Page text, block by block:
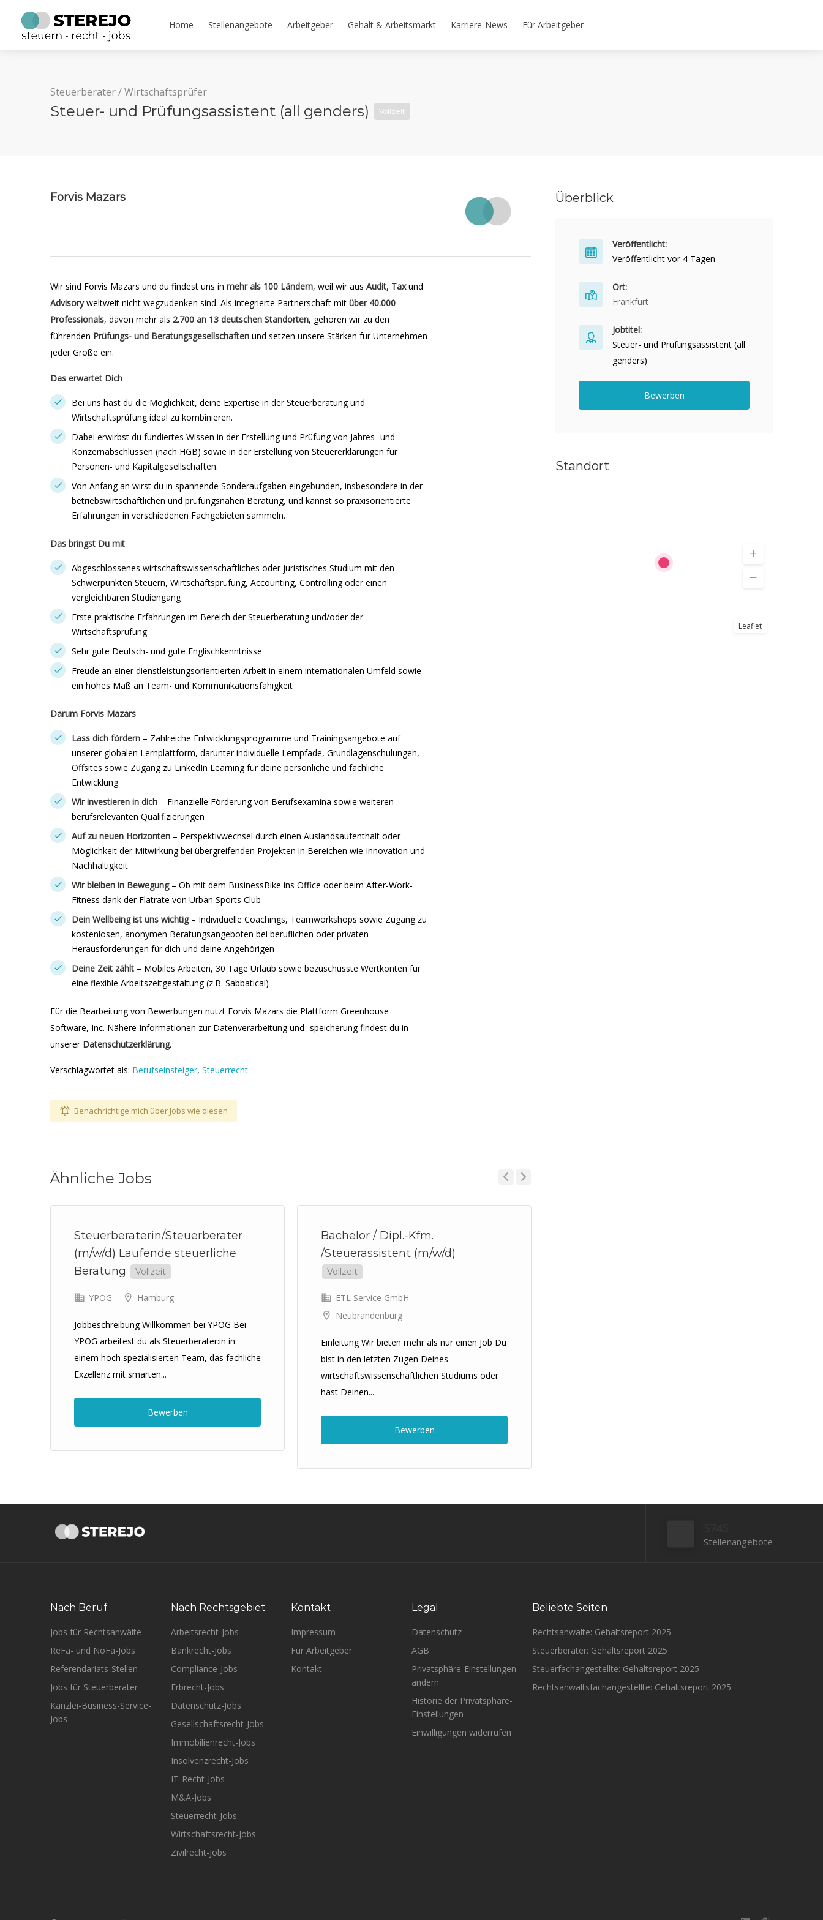
Home Stellenangebote Arbeitgeber Gehalt & Arbeitsmarkt Karriere-News Für Arbeitgeber
Steuerberater/Wirtschaftsprüfer
Steuer- und Prüfungsassistent (all genders) Vollzeit
Forvis Mazars
Wir sind Forvis Mazars und du findest uns in mehr als 100 Ländern, weil wir aus Audit, Taxund
Advisoryweltweit nicht wegzudenken sind. Als integrierte Partnerschaft mit über 40.000
Professionals, davon mehr als 2.700 an 13 deutschen Standorten, gehören wir zu den
führenden Prüfungs- und Beratungsgesellschaften und setzen unsere Stärken für Unternehmen
jeder Größe ein.
Das erwartet Dich
Bei uns hast du die Möglichkeit, deine Expertise in der Steuerberatung und
Wirtschaftsprüfung ideal zu kombinieren.
Dabei erwirbst du fundiertes Wissen in der Erstellung und Prüfung von Jahres- und
Konzernabschlüssen (nach HGB) sowie in der Erstellung von Steuererklärungen für
Personen- und Kapitalgesellschaften.
Von Anfang an wirst du in spannende Sonderaufgaben eingebunden, insbesondere in der
betriebswirtschaftlichen und prüfungsnahen Beratung, und kannst so praxisorientierte
Erfahrungen in verschiedenen Fachgebieten sammeln.
Das bringst Du mit
Abgeschlossenes wirtschaftswissenschaftliches oder juristisches Studium mit den
Schwerpunkten Steuern, Wirtschaftsprüfung, Accounting, Controlling oder einen
vergleichbaren Studiengang
Erste praktische Erfahrungen im Bereich der Steuerberatung und/oder der
Wirtschaftsprüfung
Sehr gute Deutsch- und gute Englischkenntnisse
Freude an einer dienstleistungsorientierten Arbeit in einem internationalen Umfeld sowie
ein hohes Maß an Team- und Kommunikationsfähigkeit
Darum Forvis Mazars
Lass dich fördern – Zahlreiche Entwicklungsprogramme und Trainingsangebote auf
unserer globalen Lernplattform, darunter individuelle Lernpfade, Grundlagenschulungen,
Offsites sowie Zugang zu LinkedIn Learning für deine persönliche und fachliche
Entwicklung
Wir investieren in dich – Finanzielle Förderung von Berufsexamina sowie weiteren
berufsrelevanten Qualifizierungen
Auf zu neuen Horizonten – Perspektivwechsel durch einen Auslandsaufenthalt oder
Möglichkeit der Mitwirkung bei übergreifenden Projekten in Bereichen wie Innovation und
Nachhaltigkeit
Wir bleiben in Bewegung– Ob mit dem BusinessBike ins Office oder beim After-Work-
Fitness dank der Flatrate von Urban Sports Club
Dein Wellbeing ist uns wichtig – Individuelle Coachings, Teamworkshops sowie Zugang zu
kostenlosen, anonymen Beratungsangeboten bei beruflichen oder privaten
Herausforderungen für dich und deine Angehörigen
Deine Zeit zählt – Mobiles Arbeiten, 30 Tage Urlaub sowie bezuschusste Wertkonten für
eine flexible Arbeitszeitgestaltung (z.B. Sabbatical)
Für die Bearbeitung von Bewerbungen nutzt Forvis Mazars die Plattform Greenhouse
Software, Inc. Nähere Informationen zur Datenverarbeitung und -speicherung findest du in
unserer Datenschutzerklärung.
Verschlagwortet als: Berufseinsteiger, Steuerrecht
Benachrichtige mich über Jobs wie diesen
Ähnliche Jobs
Steuerberaterin/Steuerberater
(m/w/d) Laufende steuerliche
Beratung
Vollzeit
YPOG Hamburg
Jobbeschreibung Willkommen bei YPOG Bei
YPOG arbeitest du als Steuerberater:in in
einem hoch spezialisierten Team, das fachliche
Exzellenz mit smarten...
Bewerben
Bachelor / Dipl.-Kfm.
/Steuerassistent (m/w/d)
Vollzeit
ETL Service GmbH
Neubrandenburg
Einleitung Wir bieten mehr als nur einen Job Du
bist in den letzten Zügen Deines
wirtschaftswissenschaftlichen Studiums oder
hast Deinen...
Bewerben
Überblick
Veröffentlicht:
Veröffentlicht vor 4 Tagen
Ort:
Frankfurt
Jobtitel:
Steuer- und Prüfungsassistent (all
genders)
Bewerben
Standort
Leaflet
Stellenangebote
Nach Beruf
Jobs für Rechtsanwälte
ReFa- und NoFa-Jobs
Referendariats-Stellen
Jobs für Steuerberater
Kanzlei-Business-Service-
Jobs
Nach Rechtsgebiet
Arbeitsrecht-Jobs
Bankrecht-Jobs
Compliance-Jobs
Erbrecht-Jobs
Datenschutz-Jobs
Gesellschaftsrecht-Jobs
Immobilienrecht-Jobs
Insolvenzrecht-Jobs
IT-Recht-Jobs
M&A-Jobs
Steuerrecht-Jobs
Wirtschaftsrecht-Jobs
Zivilrecht-Jobs
Kontakt
Impressum
Für Arbeitgeber
Kontakt
Legal
Datenschutz
AGB
Privatsphäre-Einstellungen
ändern
Historie der Privatsphäre-
Einstellungen
Einwilligungen widerrufen
Beliebte Seiten
Rechtsanwälte: Gehaltsreport 2025
Steuerberater: Gehaltsreport 2025
Steuerfachangestellte: Gehaltsreport 2025
Rechtsanwaltsfachangestellte: Gehaltsreport 2025